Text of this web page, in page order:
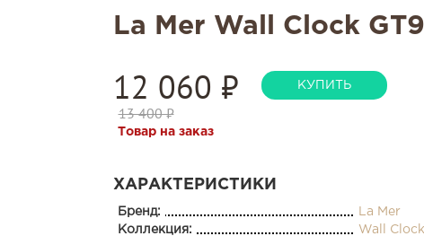
La Mer Wall Clock
12 060 ₽
13 400 ₽
КУПИТЬ
Товар на заказ
ХАРАКТЕРИСТИКИ
Бренд:
La Mer
Коллекция:
Wall Clock